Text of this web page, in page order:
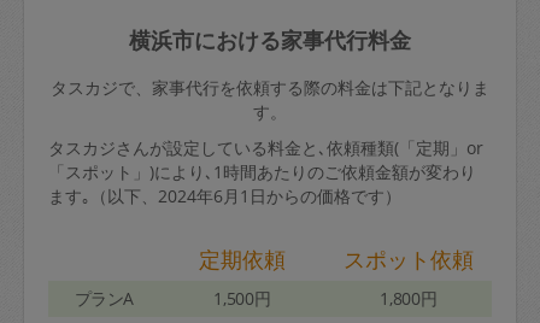
横浜市における家事代行料金
タスカジで、家事代行を依頼する際の料金は下記となりま
す。
タスカジさんが設定している料金と､依頼種類(「定期」or
「スポット」)により､1時間あたりのご依頼金額が変わり
ます｡（以下、2024年6月1日からの価格です）
定期依頼 スポット依頼
プランA 1,500円 1,800円